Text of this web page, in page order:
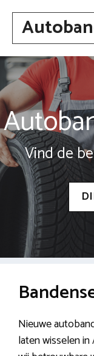
Spring
inhoud
Vind de
Nieuwe
laten wisselen